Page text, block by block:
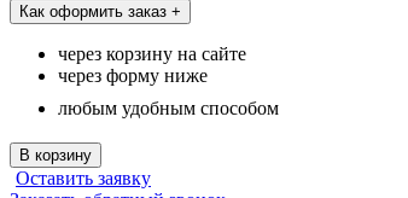
Как оформить заказ +
через корзину на сайте
через форму ниже
любым удобным способом
В корзину
Оставить заявку